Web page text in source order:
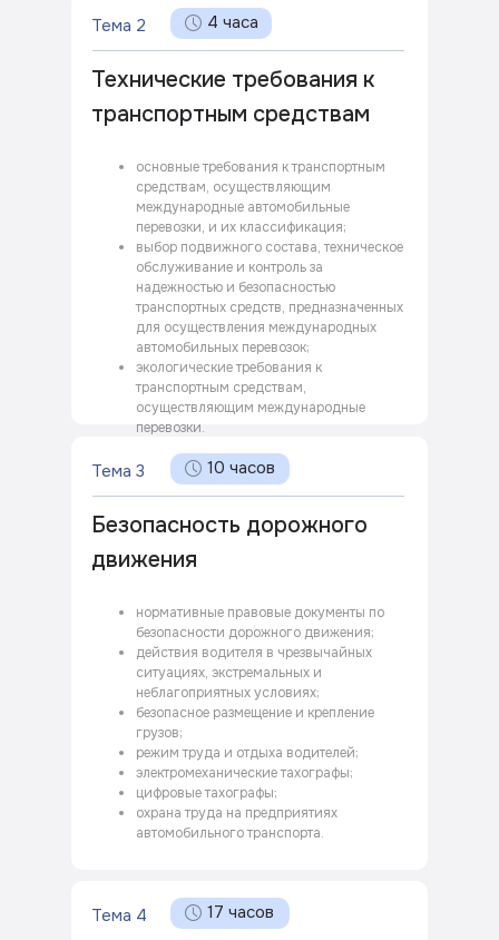
Тема 2
Технические требования к
транспортным средствам
4 часа
основные требования к транспортным
средствам, осуществляющим
международные автомобильные
перевозки, и их классификация;
выбор подвижного состава, техническое
обслуживание и контроль за
надежностью и безопасностью
транспортных средств, предназначенных
для осуществления международных
автомобильных перевозок;
экологические требования к
транспортным средствам,
осуществляющим международные
перевозки.
Тема 3
Безопасность дорожного
движения
10 часов
нормативные правовые документы по
безопасности дорожного движения;
действия водителя в чрезвычайных
ситуациях, экстремальных и
неблагоприятных условиях;
безопасное размещение и крепление
грузов;
режим труда и отдыха водителей;
электромеханические тахографы;
цифровые тахографы;
охрана труда на предприятиях
автомобильного транспорта.
Тема 4 17 часов